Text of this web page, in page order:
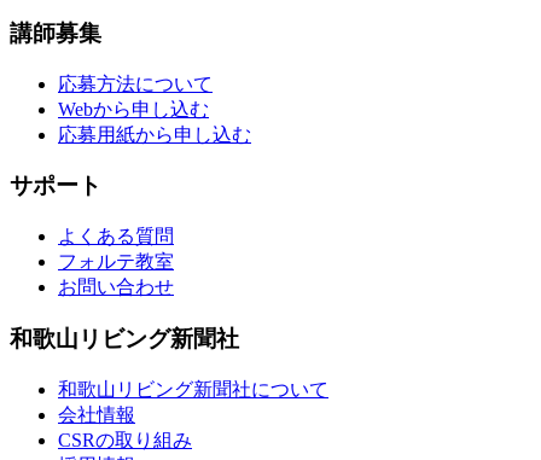
講師募集
応募方法について
Webから申し込む
応募用紙から申し込む
サポート
よくある質問
フォルテ教室
お問い合わせ
和歌山リビング新聞社
和歌山リビング新聞社について
会社情報
CSRの取り組み